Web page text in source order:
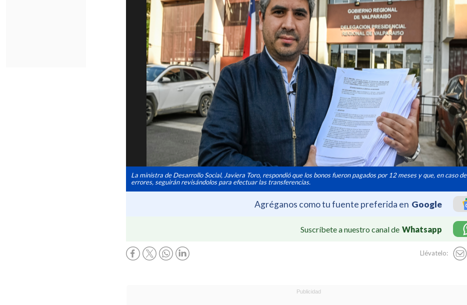
La ministra de Desarrollo Social, Javiera Toro, respondió que los bonos fueron pagados por 12 meses y que, en caso de
errores, seguirán revisándolos para efectuar las transferencias.
Agréganos como tu fuente preferida en Google
Suscríbete a nuestro canal de Whatsapp
Llévatelo: